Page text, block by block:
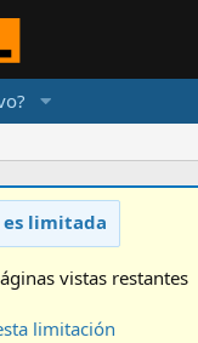
es limitada
vistas restantes
limitación